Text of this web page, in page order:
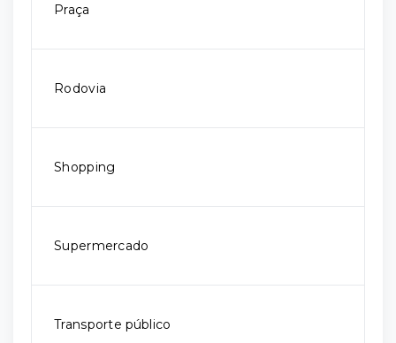
Praça
Rodovia
Shopping
Supermercado
Transporte público